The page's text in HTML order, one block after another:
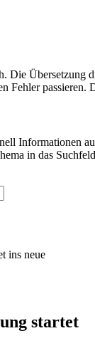
Die Übersetzung
Fehler passieren.
Informationen
in das
startet